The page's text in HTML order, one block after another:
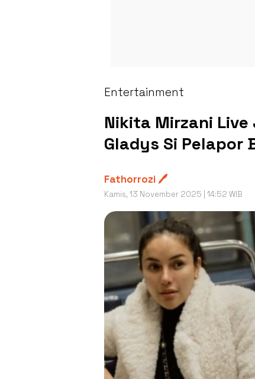
Entertainment
Nikita Mirzani Live
Gladys Si Pelapor
Fathorrozi 🖊️
Kamis, 13 November 2025 | 14:52 WIB